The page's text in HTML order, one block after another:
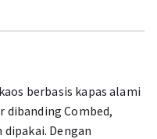
berbasis kapas alami
dibanding Combed,
Dengan